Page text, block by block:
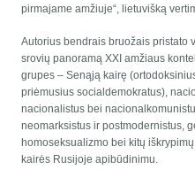
pirmajame amžiuje“, lietuvišką
Autorius bendrais bruožais
srovių panoramą XXI amžiaus
grupes – Senąją kairę
priėmusius socialdemokratus),
nacionalistus bei
neomarksistus ir postmodernistus,
homoseksualizmo bei kitų
kairės Rusijoje apibūdinimu.